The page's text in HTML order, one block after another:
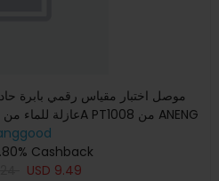
موصل اختبار مقياس رقمي بابرة
بأ
Cashback
USD 9.49